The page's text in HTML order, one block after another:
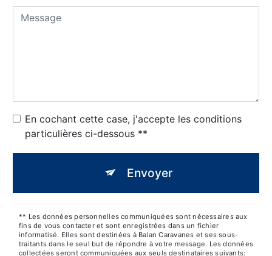
En cochant cette case, j'accepte les conditions
particulières ci-dessous **
Envoyer
** Les données personnelles communiquées sont nécessaires aux
fins de vous contacter et sont enregistrées dans un fichier
informatisé. Elles sont destinées à Balan Caravanes et ses sous-
traitants dans le seul but de répondre à votre message. Les données
collectées seront communiquées aux seuls destinataires suivants: